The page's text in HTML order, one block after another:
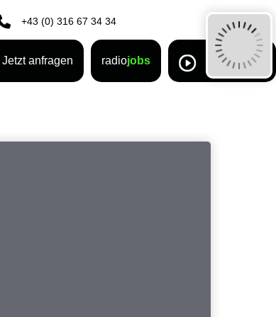
+43 (0) 316 67 34 34
Jetzt anfragen radiojobs